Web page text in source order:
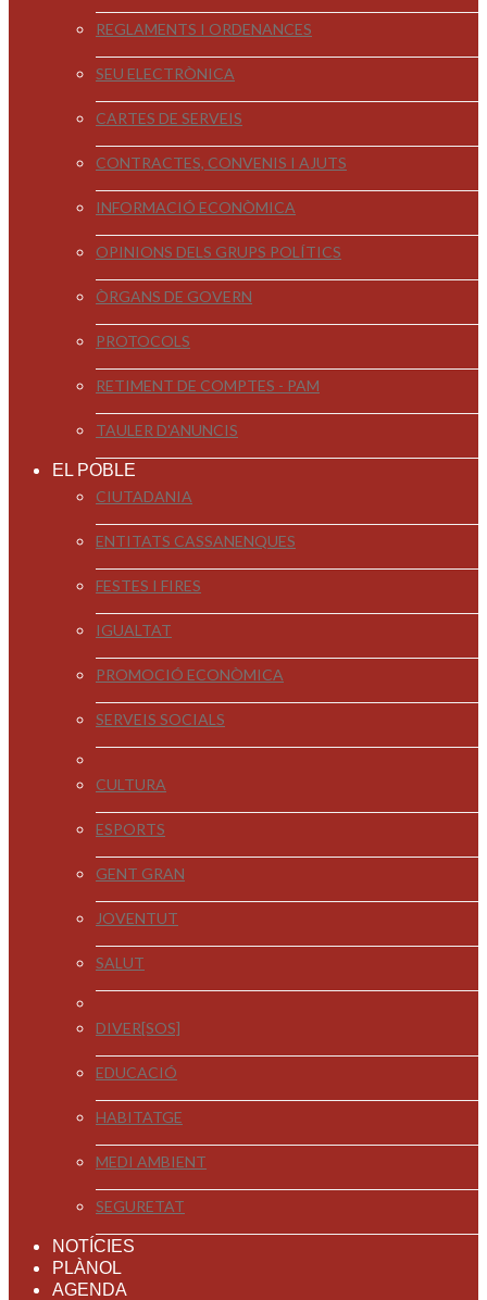
REGLAMENTS I ORDENANCES
SEU ELECTRÒNICA
CARTES DE SERVEIS
CONTRACTES, CONVENIS I AJUTS
INFORMACIÓ ECONÒMICA
OPINIONS DELS GRUPS POLÍTICS
ÒRGANS DE GOVERN
PROTOCOLS
RETIMENT DE COMPTES - PAM
TAULER D'ANUNCIS
EL POBLE
CIUTADANIA
ENTITATS CASSANENQUES
FESTES I FIRES
IGUALTAT
PROMOCIÓ ECONÒMICA
SERVEIS SOCIALS
CULTURA
ESPORTS
GENT GRAN
JOVENTUT
SALUT
DIVER[SOS]
EDUCACIÓ
HABITATGE
MEDI AMBIENT
SEGURETAT
NOTÍCIES
PLÀNOL
AGENDA